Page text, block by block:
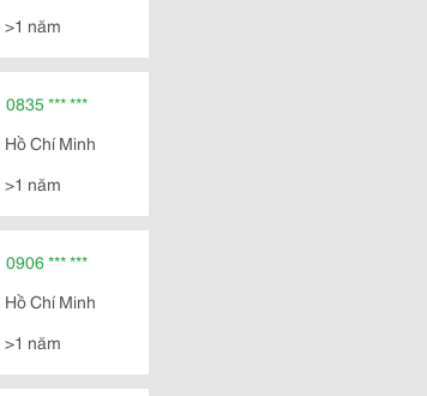
>1 năm
0835 *** ***
Hồ Chí Minh
>1 năm
0906 *** ***
Hồ Chí Minh
>1 năm